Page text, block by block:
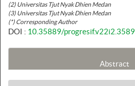
(2) Universitas Tjut Nyak Dhien Medan
(3) Universitas Tjut Nyak Dhien Medan
(*) Corresponding Author
DOI : 10.35889/progresif.v22i2.3589
Abstract